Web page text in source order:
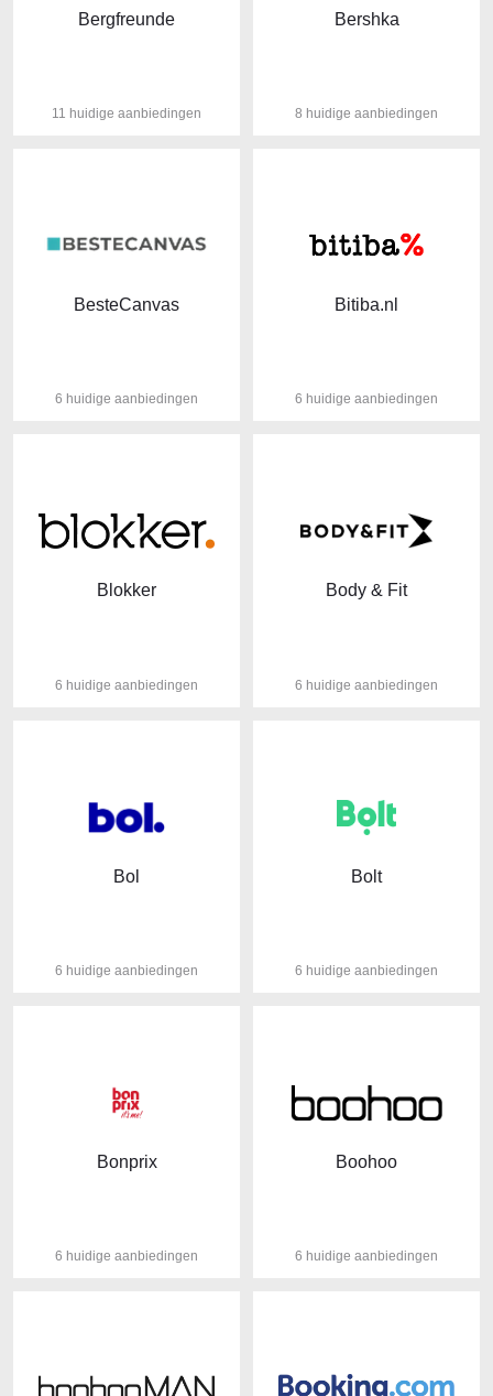
Bergfreunde
11 huidige aanbiedingen
Bershka
8 huidige aanbiedingen
BesteCanvas
6 huidige aanbiedingen
Bitiba.nl
6 huidige aanbiedingen
Blokker
6 huidige aanbiedingen
Body & Fit
6 huidige aanbiedingen
Bol
6 huidige aanbiedingen
Bolt
6 huidige aanbiedingen
Bonprix
6 huidige aanbiedingen
Boohoo
6 huidige aanbiedingen